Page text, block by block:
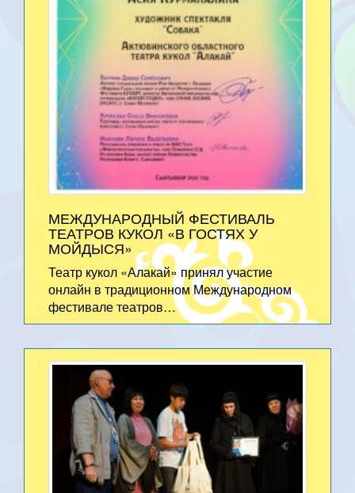
МЕЖДУНАРОДНЫЙ ФЕСТИВАЛЬ
ТЕАТРОВ КУКОЛ «В ГОСТЯХ У
МОЙДЫСЯ»
Театр кукол «Алакай» принял участие
онлайн в традиционном Международном
фестивале театров…